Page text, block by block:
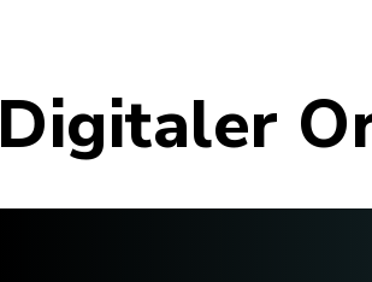
Digitaler